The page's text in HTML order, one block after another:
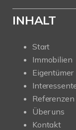
INHALT
Start
Immobilien
Eigentümer
Referenzen
Über uns
Kontakt